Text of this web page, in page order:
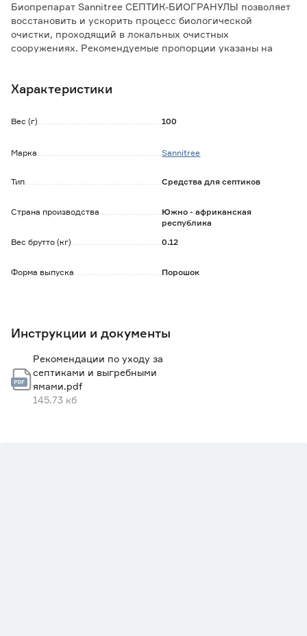
Биопрепарат Sannitree СЕПТИК-БИОГРАНУЛЫ позволяет
восстановить и ускорить процесс биологической
очистки, проходящий в локальных очистных
сооружениях. Рекомендуемые пропорции указаны на
Способ применения:
- устраняет запахи;
Характеристики
Вес (г) 100
Марка Sannitree
Тип Средства для септиков
Страна производства
Южно - африканская
республика
Вес брутто (кг)
0.12
Форма выпуска Порошок
Инструкции и документы
Рекомендации по уходу за
септиками и выгребными
ямами.pdf
145.73 кб